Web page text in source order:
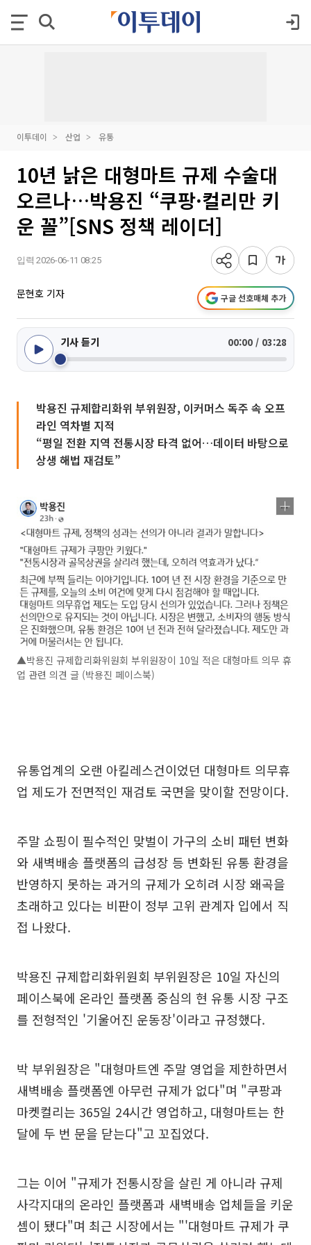
이투데이 산업 유통
10년 낡은 대형마트 규제 수술대
오르나…박용진 “쿠팡·컬리만 키
운 꼴”[SNS 정책 레이더]
입력 2026-06-11 08:25
문현호 기자 구글 선호매체 추가
기사 듣기 00:00 / 03:28
박용진 규제합리화위 부위원장, 이커머스 독주 속 오프
라인 역차별 지적
“평일 전환 지역 전통시장 타격 없어…데이터 바탕으로
상생 해법 재검토”
▲박용진 규제합리화위원회 부위원장이 10일 적은 대형마트 의무 휴
업 관련 의견 글 (박용진 페이스북)
유통업계의 오랜 아킬레스건이었던 대형마트 의무휴
업 제도가 전면적인 재검토 국면을 맞이할 전망이다.
주말 쇼핑이 필수적인 맞벌이 가구의 소비 패턴 변화
와 새벽배송 플랫폼의 급성장 등 변화된 유통 환경을
반영하지 못하는 과거의 규제가 오히려 시장 왜곡을
초래하고 있다는 비판이 정부 고위 관계자 입에서 직
접 나왔다.
박용진 규제합리화위원회 부위원장은 10일 자신의
페이스북에 온라인 플랫폼 중심의 현 유통 시장 구조
를 전형적인 '기울어진 운동장'이라고 규정했다.
박 부위원장은 "대형마트엔 주말 영업을 제한하면서
새벽배송 플랫폼엔 아무런 규제가 없다"며 "쿠팡과
마켓컬리는 365일 24시간 영업하고, 대형마트는 한
달에 두 번 문을 닫는다"고 꼬집었다.
그는 이어 "규제가 전통시장을 살린 게 아니라 규제
사각지대의 온라인 플랫폼과 새벽배송 업체들을 키운
셈이 됐다"며 최근 시장에서는 "'대형마트 규제가 쿠